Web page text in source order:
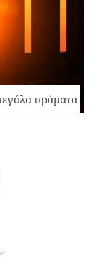
οράματα